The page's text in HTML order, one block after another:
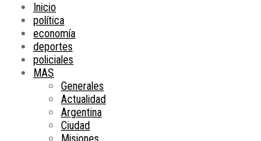
Inicio
política
economía
deportes
policiales
MAS
Generales
Actualidad
Argentina
Ciudad